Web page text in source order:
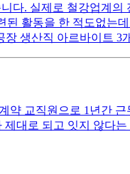
다. 실제로 철강업계
활동을 한 적도없는
장 생산직 아르바이트 3
약 교직원으로 1년간
대로 되고 잇지 않다